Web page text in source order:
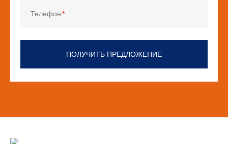
Телефон
ПОЛУЧИТЬ ПРЕДЛОЖЕНИЕ